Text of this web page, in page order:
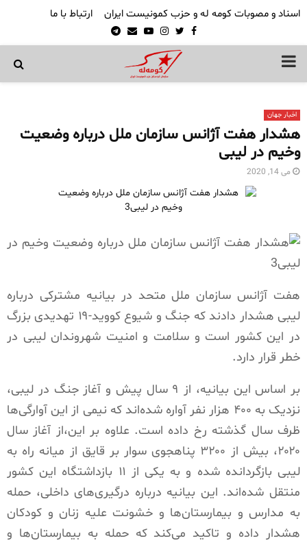
اسناد و مصوبات کومه له و حزب کمونیست ایران ارتباط با ما
Facebook
Twitter
Instagram
Youtube
Email
Telegram
PRIMARY
اخبار جهان
هشدار هفت آژانس سازمان ملل درباره وضعیت
وخیم در لیبی
می 14, 2020
هفت آژانس سازمان ملل متحد در بیانیه مشترکی درباره
لیبی هشدار دادند که جنگ و شیوع کووید-۱۹ تهدیدی بزرگ
در این کشور است و سلامت و امنیت شهروندان لیبی در
خطر قرار دارد.
بر اساس این بیانیه، از ۹ سال پیش و آغاز جنگ در لیبی،
نزدیک به ۴۰۰ هزار نفر آواره شده‌اند که نیمی از این آوارگی‌ها
ظرف سال گذشته رخ داده است. علاوه بر این،از آغاز سال
۲۰۲۰، بیش از ۳۲۰۰ پناهجوی سوار بر قایق از میانه راه به
لیبی بازگردانده شده و به یکی از ۱۱ بازداشتگاه این کشور
منتقل شده‌اند. این بیانیه‌ درباره درگیری‌های داخلی، حمله
به مدارس و بیمارستان‌ها و خشونت علیه زنان و کودکان
هشدار داده و تاکید می‌کند که حمله به بیمارستان‌ها و